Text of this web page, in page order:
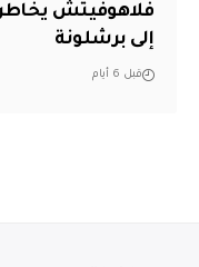
فلاهوفيتش
إلى برشلونة
قبل 6 أيام